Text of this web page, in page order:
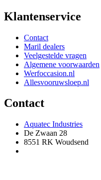
Klantenservice
Contact
Maril dealers
Veelgestelde vragen
Algemene voorwaarden
Werfoccasion.nl
Allesvooruwsloep.nl
Contact
Aquatec Industries
De Zwaan 28
8551 RK Woudsend